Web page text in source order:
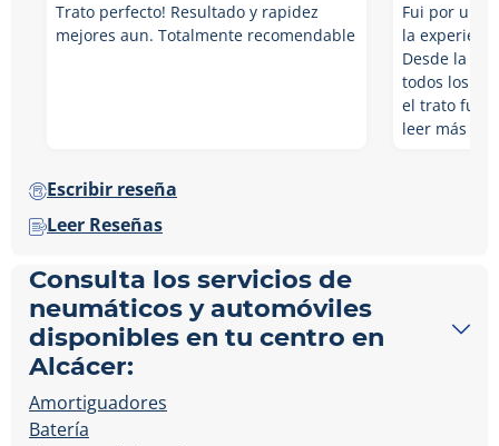
Trato perfecto! Resultado y rapidez
mejores aun. Totalmente recomendable
Fui por un
la
Desde la
todos los
el trato fue
leer más
Escribir reseña
Leer Reseñas
Consulta los servicios de
neumáticos y automóviles
disponibles en tu centro en
Alcácer:
Amortiguadores
Batería